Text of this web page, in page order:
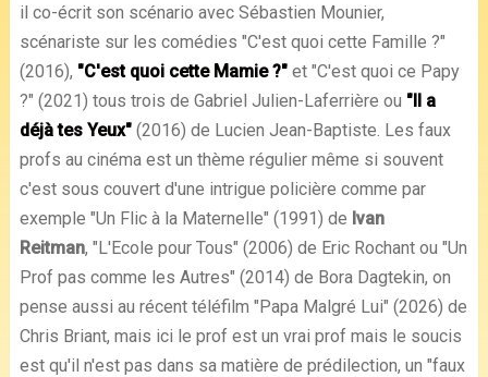
il co-écrit son scénario avec Sébastien Mounier,
scénariste sur les comédies "C'est quoi cette Famille ?"
(2016), "C'est quoi cette Mamie ?"et "C'est quoi ce Papy
?" (2021) tous trois de Gabriel Julien-Laferrière ou "Il a
déjà tes Yeux"(2016) de Lucien Jean-Baptiste. Les faux
profs au cinéma est un thème régulier même si souvent
c'est sous couvert d'une intrigue policière comme par
exemple "Un Flic à la Maternelle" (1991) de Ivan
Reitman, "L'Ecole pour Tous" (2006) de Eric Rochant ou "Un
Prof pas comme les Autres" (2014) de Bora Dagtekin, on
pense aussi au récent téléfilm "Papa Malgré Lui" (2026) de
Chris Briant, mais ici le prof est un vrai prof mais le soucis
est qu'il n'est pas dans sa matière de prédilection, un "faux